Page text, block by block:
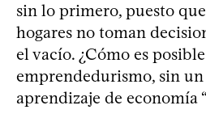
sin lo primero, puesto
hogares no toman
el vacío. ¿Cómo es
emprendedurismo, sin
aprendizaje de economía